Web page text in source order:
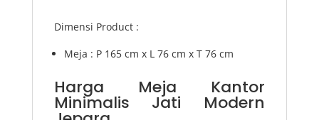
Dimensi Product :
Meja : P 165 cm x L 76 cm x T 76 cm
Harga Meja Kantor
Minimalis Jati Modern